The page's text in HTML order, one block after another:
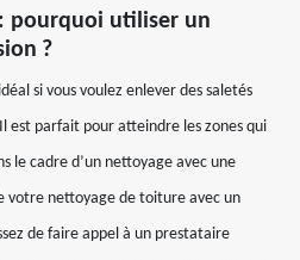
pourquoi utiliser un
?
si vous voulez enlever des saletés
parfait pour atteindre les zones qui
le cadre d’un nettoyage avec une
votre nettoyage de toiture avec un
de faire appel à un prestataire